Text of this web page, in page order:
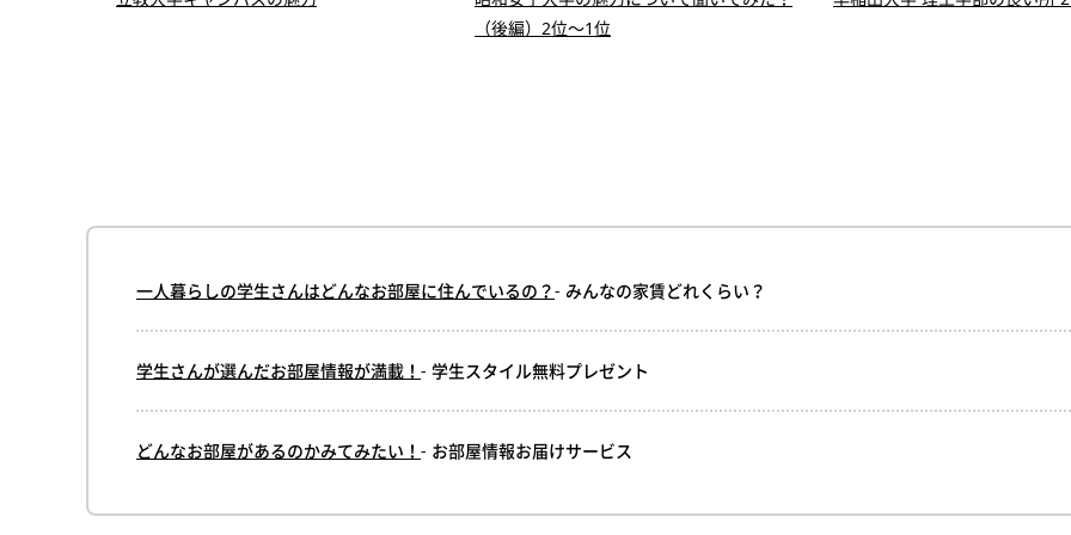
（後編）2位〜1位
一人暮らしの学生さんはどんなお部屋に住んでいるの？- みんなの家賃どれくらい？
学生さんが選んだお部屋情報が満載！ - 学生スタイル無料プレゼント
どんなお部屋があるのかみてみたい！ - お部屋情報お届けサービス